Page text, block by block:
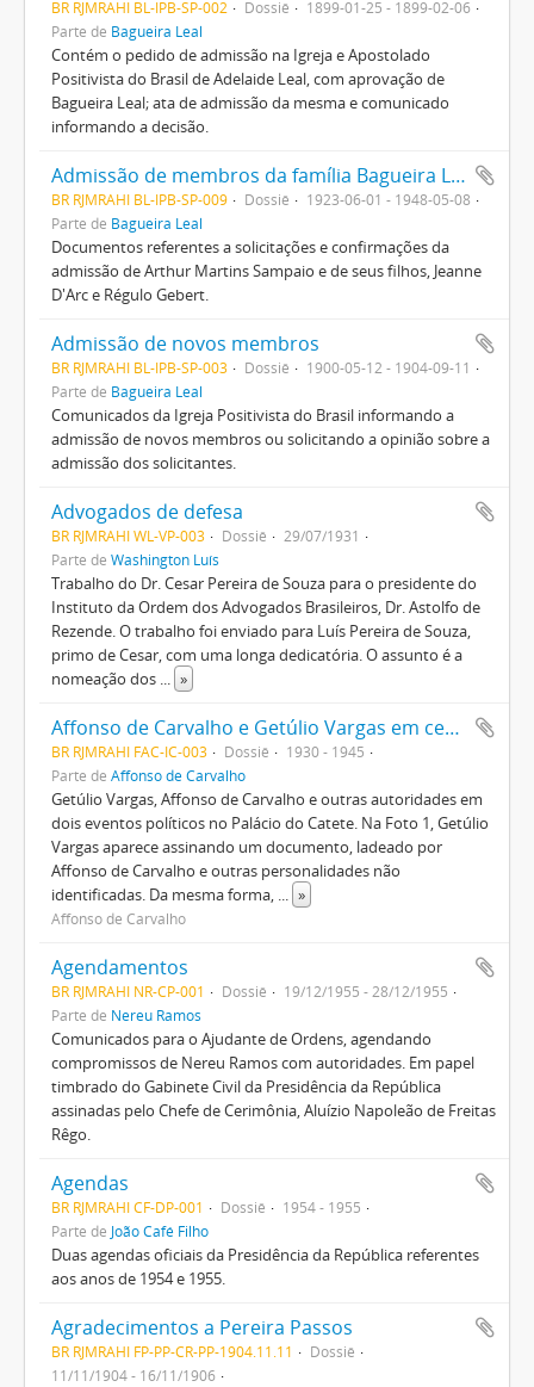
BR RJMRAHI BL-IPB-SP-002 Dossiê
1899-01-25 - 1899-02-06
Parte de Bagueira Leal
Contém o pedido de admissão na Igreja e Apostolado
Positivista do Brasil de Adelaide Leal, com aprovação de
Bagueira Leal; ata de admissão da mesma e comunicado
informando a decisão.
Admissão de membros da família Bagueira Leal
BR RJMRAHI BL-IPB-SP-009 Dossiê
1923-06-01 - 1948-05-08
Parte de Bagueira Leal
Documentos referentes a solicitações e confirmações da
admissão de Arthur Martins Sampaio e de seus filhos, Jeanne
D'Arc e Régulo Gebert.
Admissão de novos membros
BR RJMRAHI BL-IPB-SP-003 Dossiê
1900-05-12 - 1904-09-11
Parte de Bagueira Leal
Comunicados da Igreja Positivista do Brasil informando a
admissão de novos membros ou solicitando a opinião sobre a
admissão dos solicitantes.
Advogados de defesa
BR RJMRAHI WL-VP-003 Dossiê
29/07/1931
Parte de Washington Luís
Trabalho do Dr. Cesar Pereira de Souza para o presidente do
Instituto da Ordem dos Advogados Brasileiros, Dr. Astolfo de
Rezende. O trabalho foi enviado para Luís Pereira de Souza,
primo de Cesar, com uma longa dedicatória. O assunto é a
nomeação dos ... »
Affonso de Carvalho e Getúlio Vargas em cerimônias no Palácio do Catete
BR RJMRAHI FAC-IC-003 Dossiê
1930 - 1945
Parte de Affonso de Carvalho
Getúlio Vargas, Affonso de Carvalho e outras autoridades em
dois eventos políticos no Palácio do Catete. Na Foto 1, Getúlio
Vargas aparece assinando um documento, ladeado por
Affonso de Carvalho e outras personalidades não
identificadas. Da mesma forma, ... »
Affonso de Carvalho
Agendamentos
BR RJMRAHI NR-CP-001 Dossiê
19/12/1955 - 28/12/1955
Parte de Nereu Ramos
Comunicados para o Ajudante de Ordens, agendando
compromissos de Nereu Ramos com autoridades. Em papel
timbrado do Gabinete Civil da Presidência da República
assinadas pelo Chefe de Cerimônia, Aluízio Napoleão de Freitas
Rêgo.
Agendas
BR RJMRAHI CF-DP-001 Dossiê
1954 - 1955
Parte de João Café Filho
Duas agendas oficiais da Presidência da República referentes
aos anos de 1954 e 1955.
Agradecimentos a Pereira Passos
BR RJMRAHI FP-PP-CR-PP-1904.11.11
Dossiê
11/11/1904 - 16/11/1906